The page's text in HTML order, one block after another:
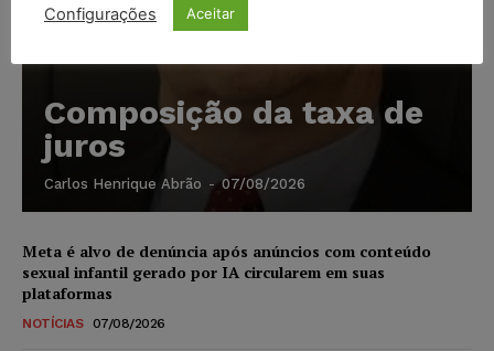
Composição da taxa de
juros
Carlos Henrique Abrão - 07/08/2026
Meta é alvo de denúncia após anúncios com conteúdo
sexual infantil gerado por IA circularem em suas
plataformas
NOTÍCIAS 07/08/2026
Configurações Aceitar